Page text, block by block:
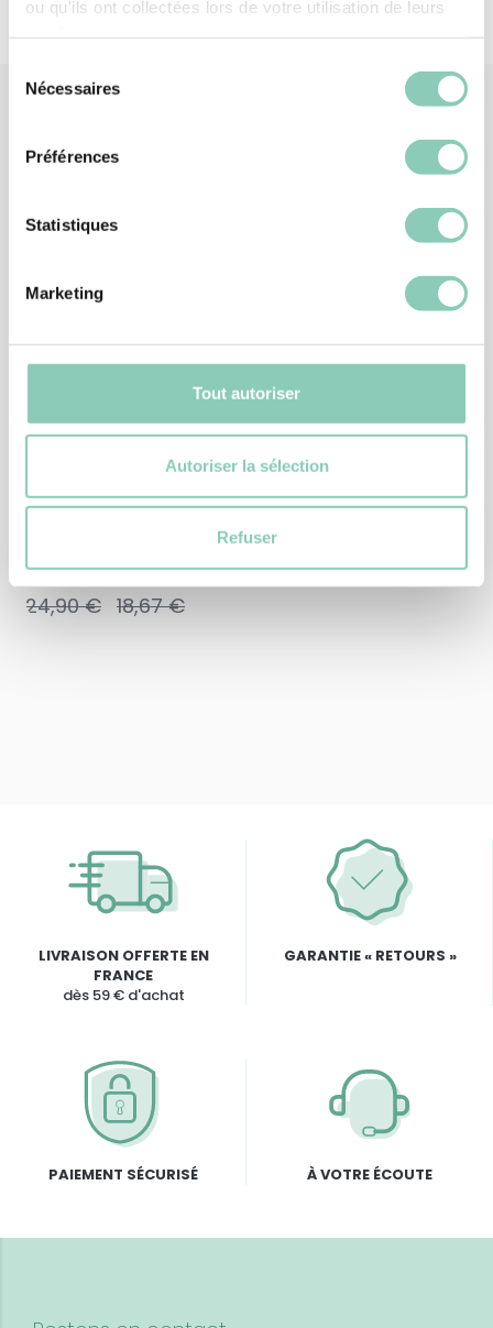
ou qu'ils ont collectées lors de votre utilisation de leurs
Nécessaires
Préférences
Statistiques
Marketing
Tout autoriser
Autoriser la sélection
Refuser
Produits similaires
-25%
SABOT MILY
24,90 € 18,67 €
LIVRAISON OFFERTE EN
FRANCE
dès 59 € d'achat
GARANTIE « RETOURS »
PAIEMENT SÉCURISÉ À VOTRE ÉCOUTE